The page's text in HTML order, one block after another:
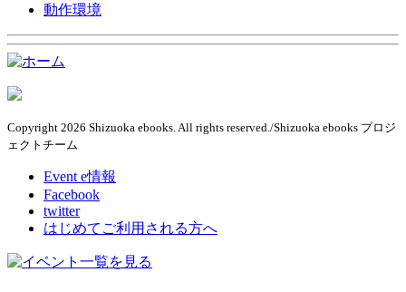
動作環境
Copyright 2026 Shizuoka ebooks. All rights reserved./Shizuoka ebooks プロジ
ェクトチーム
Event e情報
Facebook
twitter
はじめてご利用される方へ